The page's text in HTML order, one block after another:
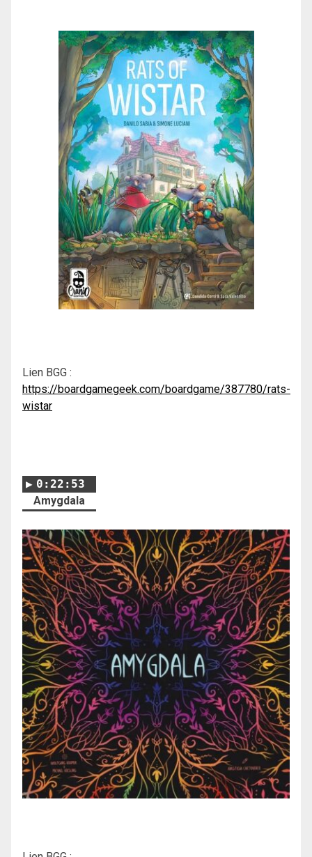
Lien BGG :
https://boardgamegeek.com/boardgame/387780/rats-
wistar
0:22:53
Amygdala